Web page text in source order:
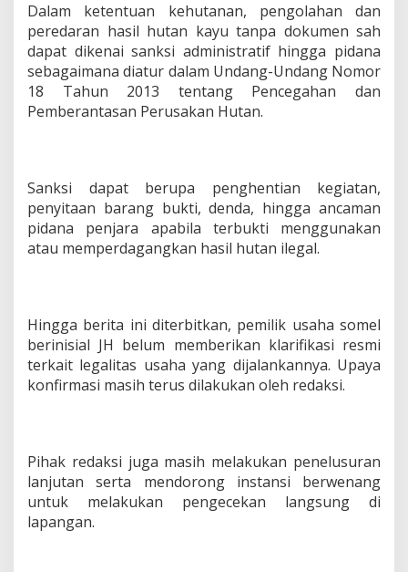
Dalam ketentuan kehutanan, pengolahan dan
peredaran hasil hutan kayu tanpa dokumen sah
dapat dikenai sanksi administratif hingga pidana
sebagaimana diatur dalam Undang-Undang Nomor
18 Tahun 2013 tentang Pencegahan dan
Pemberantasan Perusakan Hutan.
Sanksi dapat berupa penghentian kegiatan,
penyitaan barang bukti, denda, hingga ancaman
pidana penjara apabila terbukti menggunakan
atau memperdagangkan hasil hutan ilegal.
Hingga berita ini diterbitkan, pemilik usaha somel
berinisial JH belum memberikan klarifikasi resmi
terkait legalitas usaha yang dijalankannya. Upaya
konfirmasi masih terus dilakukan oleh redaksi.
Pihak redaksi juga masih melakukan penelusuran
lanjutan serta mendorong instansi berwenang
untuk melakukan pengecekan langsung di
lapangan.